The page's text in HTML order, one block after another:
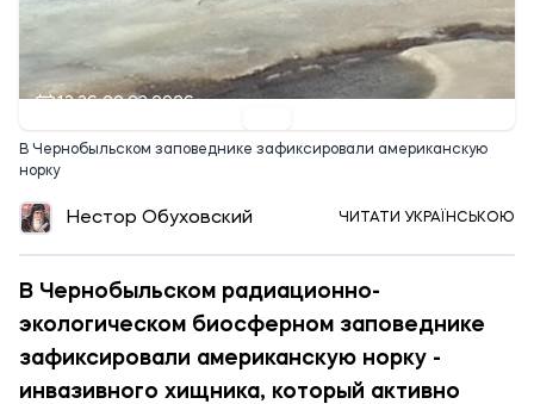
13:36 20.03.2026
В Чернобыльском заповеднике зафиксировали американскую
норку
Нестор Обуховский ЧИТАТИ УКРАЇНСЬКОЮ
В Чернобыльском радиационно-
экологическом биосферном заповеднике
зафиксировали американскую норку -
инвазивного хищника, который активно